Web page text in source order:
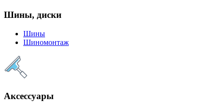
Шины, диски
Шины
Шиномонтаж
Аксессуары